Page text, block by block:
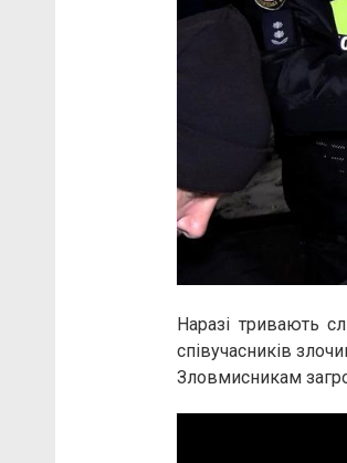
Наразі тривають
співучасників
Зловмисникам